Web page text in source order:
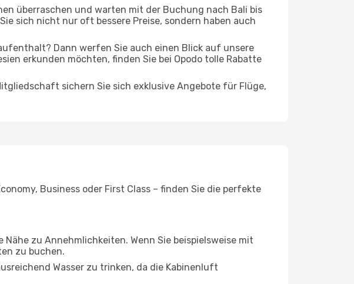
überraschen und warten mit der Buchung nach Bali bis
sich nicht nur oft bessere Preise, sondern haben auch
Dann werfen Sie auch einen Blick auf unsere
erkunden möchten, finden Sie bei Opodo tolle Rabatte
sichern Sie sich exklusive Angebote für Flüge,
Business oder First Class – finden Sie die perfekte
zu Annehmlichkeiten. Wenn Sie beispielsweise mit
zu buchen.
Wasser zu trinken, da die Kabinenluft